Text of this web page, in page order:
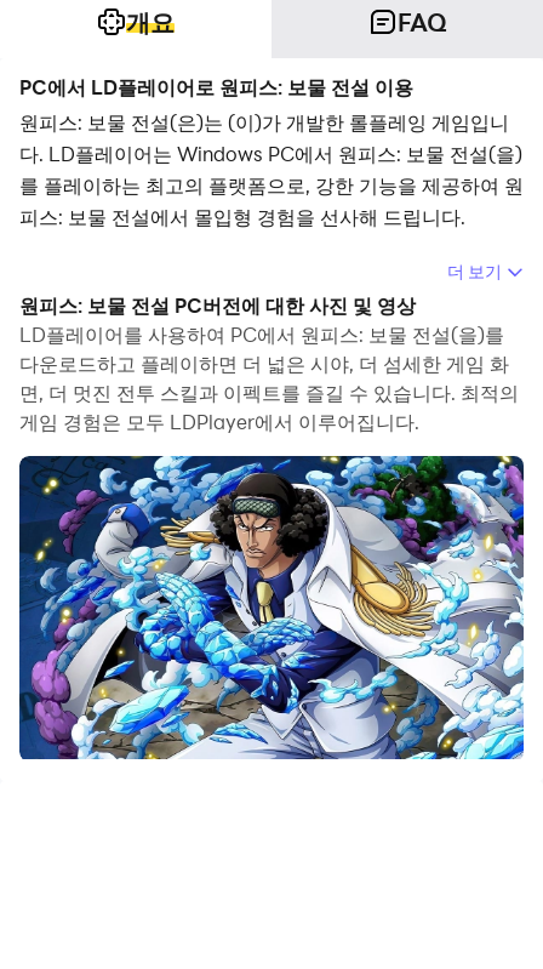
개요 FAQ
PC에서 LD플레이어로 원피스: 보물 전설 이용
원피스: 보물 전설(은)는 (이)가 개발한 롤플레잉 게임입니
다. LD플레이어는 Windows PC에서 원피스: 보물 전설(을)
를 플레이하는 최고의 플랫폼으로, 강한 기능을 제공하여 원
피스: 보물 전설에서 몰입형 경험을 선사해 드립니다.
컴퓨터에서 원피스: 보물 전설(을)를 플레이할 때 장시간 게
임을 즐길 수 있습니다. 녹화 매크로를 사용하여 반복되는
동작과 작업을 자동으로 실행할 수 있습니다. 이를 통해 더
빠르게 레벨업하고 파밍을 효율적으로 진행할 수 있습니다.
또한 자주 사용하는 여러 개의 명령어를 묶어서 하나의 키
한 번의 클릭으로 연타하거나 게임에서 반복적인 작업이 필
요한 경우 매크로 기능이 매우 유용합니다.
여러 계정을 육성하려면 다중 실행 및 멀티 컨트롤도 도움이
됩니다. 주 계정을 플레이하면서 부 계정을 실행하여 성장과
레벨업을 동시에 진행할 수 있습니다. 지금 컴퓨터에서 원피
스: 보물 전설를 다운로드하고 플레이를 하세요!
넓은 바다에는 수많은 신비로운 섬, 고대의 전설, 그리고 끝
없는 보물이 숨겨져 있습니다.
플레이어는 용감한 항해사가 되어 자신의 배를 타고 신비로
더 보기
원피스: 보물 전설 PC버전에 대한 사진 및 영상
LD플레이어를 사용하여 PC에서 원피스: 보물 전설(을)를
다운로드하고 플레이하면 더 넓은 시야, 더 섬세한 게임 화
면, 더 멋진 전투 스킬과 이펙트를 즐길 수 있습니다. 최적의
게임 경험은 모두 LDPlayer에서 이루어집니다.